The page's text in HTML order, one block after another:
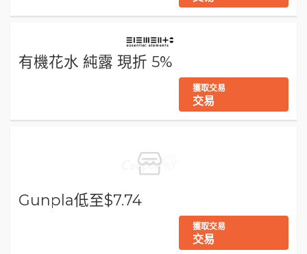
有機花水 純露 現折 5%
獲取交易
交易
Gunpla低至$7.74
獲取交易
交易